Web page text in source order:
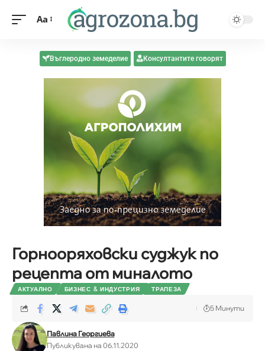
Aa
Въглеродно земеделие Консултантите говорят
Горнооряховски суджук по
рецепта от миналото
АКТУАЛНО БИЗНЕС & ИНДУСТРИЯ ТРАПЕЗА
Павлина Георгиева
Публикувана на 06.11.2020
5 Минути